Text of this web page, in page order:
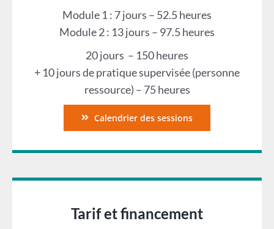
Module 1 : 7 jours – 52.5 heures
Module 2 : 13 jours – 97.5 heures
20 jours – 150 heures
+ 10 jours de pratique supervisée (personne
ressource) – 75 heures
Calendrier des sessions
Tarif et financement